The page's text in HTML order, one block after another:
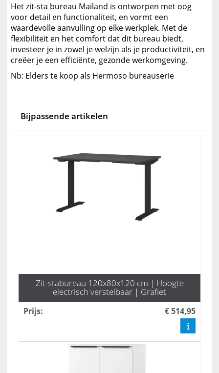
Het zit-sta bureau Mailand is ontworpen met oog
voor detail en functionaliteit, en vormt een
waardevolle aanvulling op elke werkplek. Met de
flexibiliteit en het comfort dat dit bureau biedt,
investeer je in zowel je welzijn als je productiviteit, en
creëer je een efficiënte, gezonde werkomgeving.
Nb: Elders te koop als Hermoso bureauserie
Bijpassende artikelen
Zit-stabureau 120x80x120 cm | Hoogte
electrisch verstelbaar | Grafiet
Prijs: € 514,95